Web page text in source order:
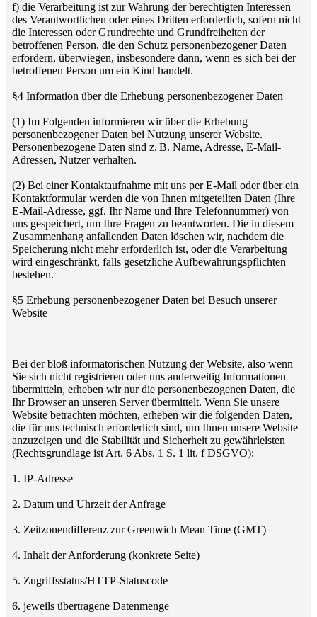
f) die Verarbeitung ist zur Wahrung der berechtigten Interessen
des Verantwortlichen oder eines Dritten erforderlich, sofern nicht
die Interessen oder Grundrechte und Grundfreiheiten der
betroffenen Person, die den Schutz personenbezogener Daten
erfordern, überwiegen, insbesondere dann, wenn es sich bei der
betroffenen Person um ein Kind handelt.
§4 Information über die Erhebung personenbezogener Daten
(1) Im Folgenden informieren wir über die Erhebung
personenbezogener Daten bei Nutzung unserer Website.
Personenbezogene Daten sind z. B. Name, Adresse, E-Mail-
Adressen, Nutzer verhalten.
(2) Bei einer Kontaktaufnahme mit uns per E-Mail oder über ein
Kontaktformular werden die von Ihnen mitgeteilten Daten (Ihre
E-Mail-Adresse, ggf. Ihr Name und Ihre Telefonnummer) von
uns gespeichert, um Ihre Fragen zu beantworten. Die in diesem
Zusammenhang anfallenden Daten löschen wir, nachdem die
Speicherung nicht mehr erforderlich ist, oder die Verarbeitung
wird eingeschränkt, falls gesetzliche Aufbewahrungspflichten
bestehen.
§5 Erhebung personenbezogener Daten bei Besuch unserer
Website
Bei der bloß informatorischen Nutzung der Website, also wenn
Sie sich nicht registrieren oder uns anderweitig Informationen
übermitteln, erheben wir nur die personenbezogenen Daten, die
Ihr Browser an unseren Server übermittelt. Wenn Sie unsere
Website betrachten möchten, erheben wir die folgenden Daten,
die für uns technisch erforderlich sind, um Ihnen unsere Website
anzuzeigen und die Stabilität und Sicherheit zu gewährleisten
(Rechtsgrundlage ist Art. 6 Abs. 1 S. 1 lit. f DSGVO):
1. IP-Adresse
2. Datum und Uhrzeit der Anfrage
3. Zeitzonendifferenz zur Greenwich Mean Time (GMT)
4. Inhalt der Anforderung (konkrete Seite)
5. Zugriffsstatus/HTTP-Statuscode
6. jeweils übertragene Datenmenge